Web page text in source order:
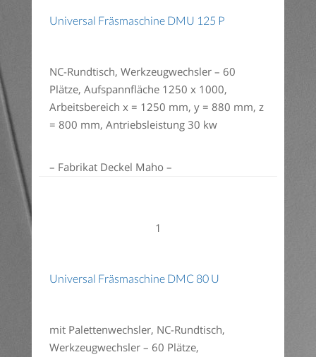
Universal Fräsmaschine DMU 125 P
NC-Rundtisch, Werkzeugwechsler – 60
Plätze, Aufspannfläche 1250 x 1000,
Arbeitsbereich x = 1250 mm, y = 880 mm, z
= 800 mm, Antriebsleistung 30 kw
– Fabrikat Deckel Maho –
1
Universal Fräsmaschine DMC 80 U
mit Palettenwechsler, NC-Rundtisch,
Werkzeugwechsler – 60 Plätze,